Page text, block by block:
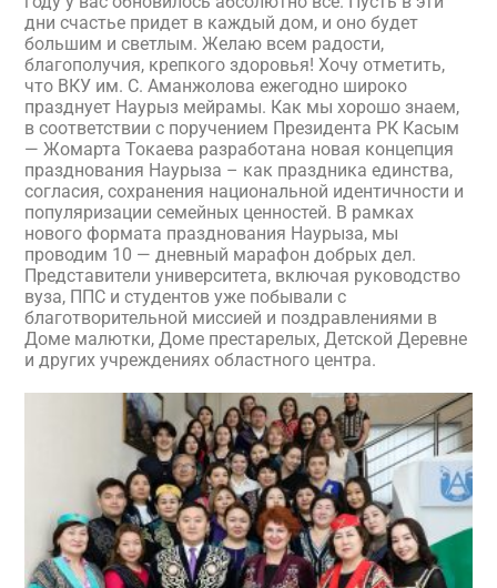
дни счастье придет в каждый дом, и оно будет
большим и светлым. Желаю всем радости,
благополучия, крепкого здоровья! Хочу отметить,
что ВКУ им. С. Аманжолова ежегодно широко
празднует Наурыз мейрамы. Как мы хорошо знаем,
в соответствии с поручением Президента РК Касым
— Жомарта Токаева разработана новая концепция
празднования Наурыза – как праздника единства,
согласия, сохранения национальной идентичности и
популяризации семейных ценностей. В рамках
нового формата празднования Наурыза, мы
проводим 10 — дневный марафон добрых дел.
Представители университета, включая руководство
вуза, ППС и студентов уже побывали с
благотворительной миссией и поздравлениями в
Доме малютки, Доме престарелых, Детской Деревне
и других учреждениях областного центра.